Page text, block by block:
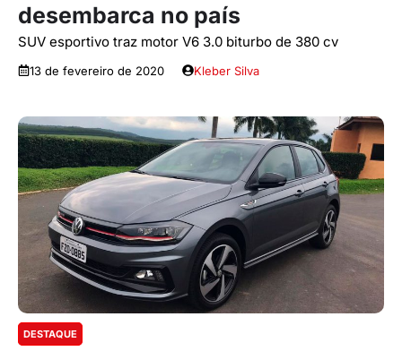
desembarca no país
SUV esportivo traz motor V6 3.0 biturbo de 380 cv
13 de fevereiro de 2020 Kleber Silva
DESTAQUE